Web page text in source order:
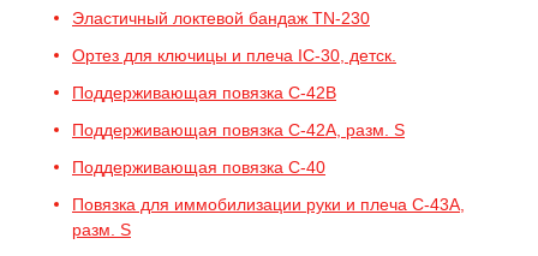
Эластичный локтевой бандаж TN-230
Ортез для ключицы и плеча IC-30, детск.
Поддерживающая повязка C-42B
Поддерживающая повязка C-42A, разм. S
Поддерживающая повязка C-40
Повязка для иммобилизации руки и плеча C-43A,
разм. S